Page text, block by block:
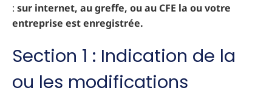
: sur internet, au greffe, ou au CFE la ou votre
entreprise est enregistrée.
Section 1 : Indication de la
ou les modifications